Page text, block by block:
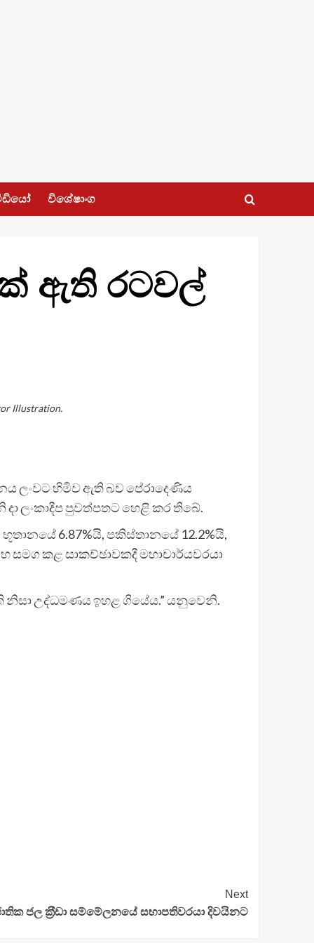
විශේෂාංග
ඇති රටවල්
Illustration.
ලංවට හිමිව ඇති බව පේරාදෙණිය
ලංකාදීප පුවත්පතට හෙළි කර තිබේ.
6.87%යි, පකිස්තානයේ 12.2%යි,
සමග කළ සාකච්ඡාවකදී මහාචාර්යවරයා
නිසා උද්ධමණය ඉහළ ගියේය.” යනුවෙනි.
Next
ජල ක‍්‍රීඩා සම්මේලනයේ සභාපතිවරයා දිවයිනට